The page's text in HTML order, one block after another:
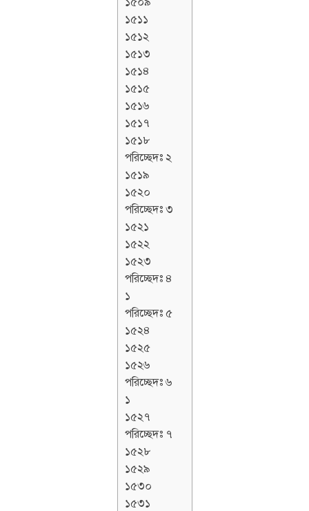
১৫১১
১৫১২
১৫১৩
১৫১৪
১৫১৫
১৫১৬
১৫১৭
১৫১৮
পরিচ্ছেদঃ ২
১৫১৯
১৫২০
পরিচ্ছেদঃ ৩
১৫২১
১৫২২
১৫২৩
পরিচ্ছেদঃ ৪
১
পরিচ্ছেদঃ ৫
১৫২৪
১৫২৫
১৫২৬
পরিচ্ছেদঃ ৬
১
১৫২৭
পরিচ্ছেদঃ ৭
১৫২৮
১৫২৯
১৫৩০
১৫৩১